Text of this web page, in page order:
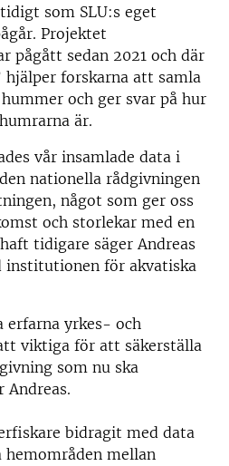
som SLU:s eget
Projektet
pågått sedan 2021 och där
forskarna att samla
och ger svar på hur
är.
vår insamlade data i
nationella rådgivningen
något som ger oss
och storlekar med en
tidigare säger Andreas
institutionen för akvatiska
erfarna yrkes- och
viktiga för att säkerställa
som nu ska
Andreas.
bidragit med data
mellan